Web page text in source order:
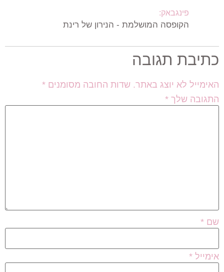
פינגבאק:
הקופסה המושלמת - הנירון של רינת
כתיבת תגובה
האימייל לא יוצג באתר. שדות החובה מסומנים *
התגובה שלך *
שם *
אימייל *